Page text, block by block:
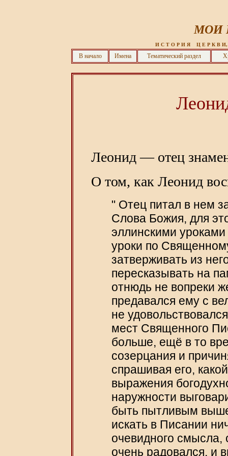
МОИ
И С Т О Р И Я    Ц Е Р К В
В начало Имена Тематический раздел
Леонид — отец
О том, как Леонид
" Отец питал в нем
Слова Божия, для
эллинскими уроками
уроки по
затверживать из
пересказывать на
отнюдь не вопреки
предавался ему с
не
мест Священного
больше, ещё в то
созерцания и
спрашивая его,
выражения
наружности
быть пытливым
искать в Писании
очевидного смысла,
очень радовался, и